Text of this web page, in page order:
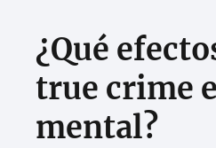
¿Qué
true crime
mental?